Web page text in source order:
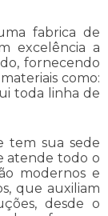
fabrica de
excelência a
fornecendo
como:
toda linha de
tem sua sede
atende todo o
modernos e
que auxiliam
desde o